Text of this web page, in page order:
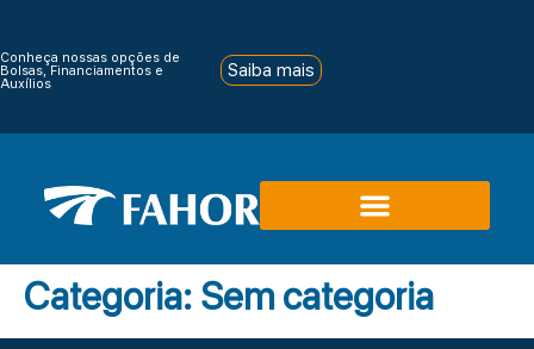
Conheça nossas opções de
Bolsas, Financiamentos e
Auxílios
Saiba mais
Categoria: Sem categoria